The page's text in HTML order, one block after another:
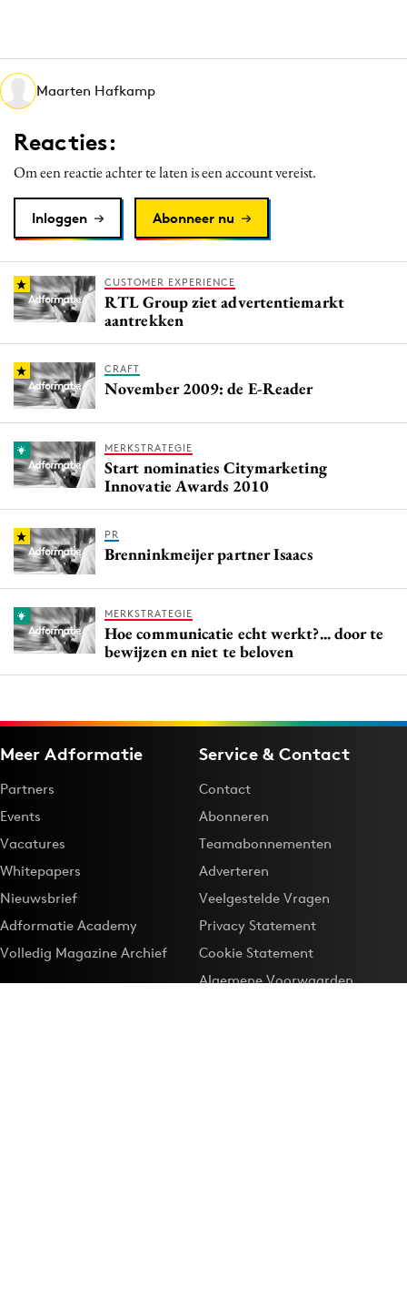
Martech
Media
Merkstrategie
Purpose Marketing
Reputatie & crisis
Maarten Hafkamp
Reacties:
Om een reactie achter te laten is een account vereist.
Inloggen Abonneer nu
CUSTOMER EXPERIENCE
RTL Group ziet advertentiemarkt
aantrekken
CRAFT
November 2009: de E-Reader
MERKSTRATEGIE
Start nominaties Citymarketing
Innovatie Awards 2010
PR
Brenninkmeijer partner Isaacs
MERKSTRATEGIE
Hoe communicatie echt werkt?... door te
bewijzen en niet te beloven
Meer Adformatie
Partners
Events
Vacatures
Whitepapers
Nieuwsbrief
Adformatie Academy
Volledig Magazine Archief
Service & Contact
Contact
Abonneren
Teamabonnementen
Adverteren
Veelgestelde Vragen
Privacy Statement
Cookie Statement
Algemene Voorwaarden